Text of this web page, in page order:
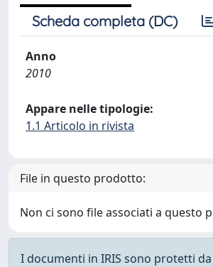
Scheda completa (DC)
Anno
2010
Appare nelle tipologie:
1.1 Articolo in rivista
File in questo prodotto:
Non ci sono file associati a questo
I documenti in IRIS sono protetti